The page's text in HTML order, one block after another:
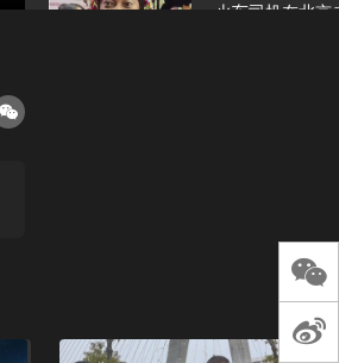
火车司机在北京
谈过去 谈谈未来
天桥艺术中心一
演出，国际项目